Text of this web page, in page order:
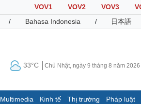
VOV1 VOV2 VOV3
/ Bahasa Indonesia / 日本語
33°C Chủ Nhật, ngày 9 tháng 8 năm 2026
Multimedia Kinh tế Thị trường Pháp luật